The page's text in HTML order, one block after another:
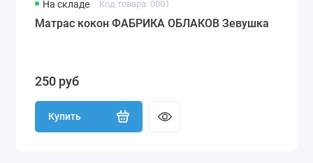
На складе Код товара: 0001
Матрас кокон ФАБРИКА ОБЛАКОВ Зевушка
250 руб
Купить